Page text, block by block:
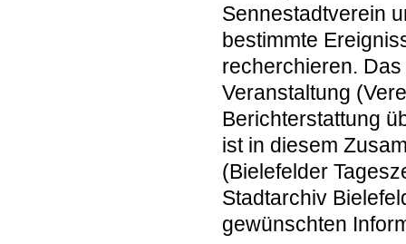
Sennestadtverein
bestimmte
recherchieren.
Veranstaltung
Berichterstattung
ist in diesem
(Bielefelder
Stadtarchiv
gewünschten